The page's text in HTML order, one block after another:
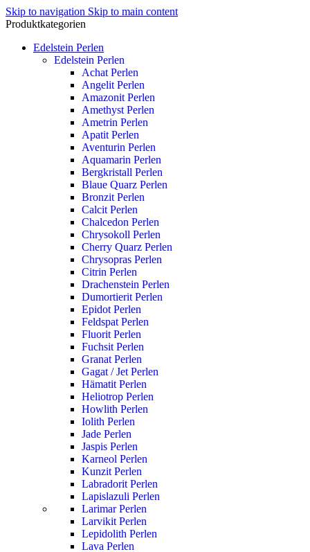
Skip to navigation Skip to main content
Produktkategorien
Edelstein Perlen
Edelstein Perlen
Achat Perlen
Angelit Perlen
Amazonit Perlen
Amethyst Perlen
Ametrin Perlen
Apatit Perlen
Aventurin Perlen
Aquamarin Perlen
Bergkristall Perlen
Blaue Quarz Perlen
Bronzit Perlen
Calcit Perlen
Chalcedon Perlen
Chrysokoll Perlen
Cherry Quarz Perlen
Chrysopras Perlen
Citrin Perlen
Drachenstein Perlen
Dumortierit Perlen
Epidot Perlen
Feldspat Perlen
Fluorit Perlen
Fuchsit Perlen
Granat Perlen
Gagat / Jet Perlen
Hämatit Perlen
Heliotrop Perlen
Howlith Perlen
Iolith Perlen
Jade Perlen
Jaspis Perlen
Karneol Perlen
Kunzit Perlen
Labradorit Perlen
Lapislazuli Perlen
Larimar Perlen
Larvikit Perlen
Lepidolith Perlen
Lava Perlen